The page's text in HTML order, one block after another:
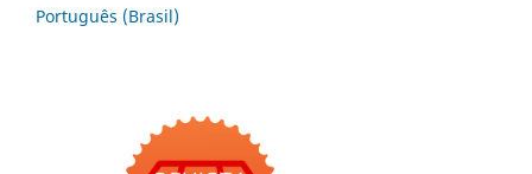
Português (Brasil)